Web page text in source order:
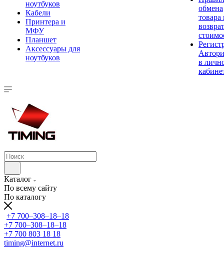
ноутбуков
Кабели
Принтера и
МФУ
Планшет
Аксессуары для
ноутбуков
обмена
товара
в
Каталог
По всему сайту
По каталогу
+7 700‒308‒18‒18
+7 700‒308‒18‒18
+7 700 803 18 18
timing@internet.ru